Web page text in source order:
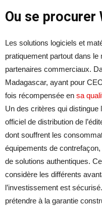
Ou se procurer
Les solutions logiciels et
pratiquement partout dans
partenaires commerciaux.
Madagascar, ayant pour
fois récompensée en sa
Un des critères qui distingue
officiel de distribution de
dont souffrent les
équipements de contrefaçon,
de solutions authentiques.
considère les différents
l’investissement est
prétendre à la garantie